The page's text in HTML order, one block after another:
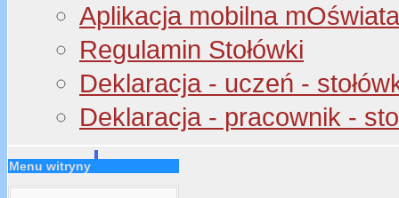
Aplikacja mobilna
Regulamin Stołówki
Deklaracja - uczeń -
Deklaracja - pracownik -
Menu witryny